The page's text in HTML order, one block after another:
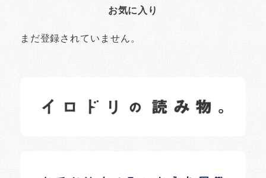
お気に入り
まだ登録されていません。
日常の様子など随時更新中です。
日常の様子など随時更新中です。